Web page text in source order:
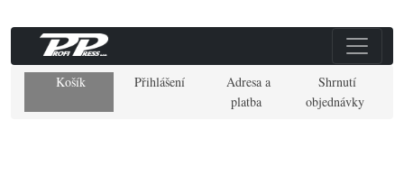
Košík Přihlášení
Adresa a
platba
Shrnutí
objednávky